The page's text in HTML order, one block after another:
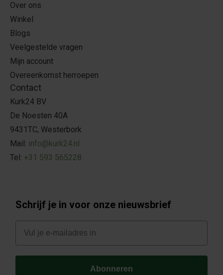
Over ons
Winkel
Blogs
Veelgestelde vragen
Mijn account
Overeenkomst herroepen
Contact
Kurk24 BV
De Noesten 40A
9431TC, Westerbork
Mail: info@kurk24.nl
Tel: +31 593 565228
Schrijf je in voor onze nieuwsbrief
E-mail
Abonneren